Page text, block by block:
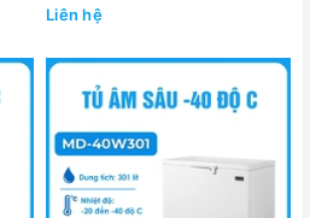
Liên hệ